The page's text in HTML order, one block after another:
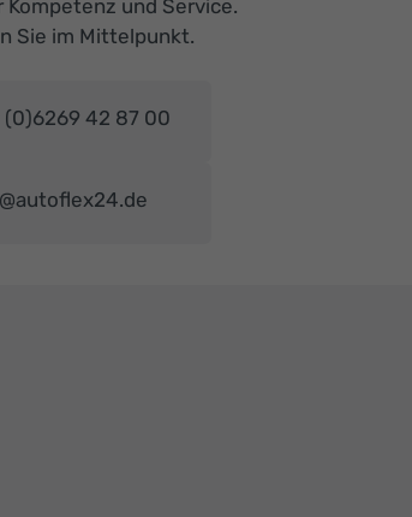
Kompetenz und Service.
Sie im Mittelpunkt.
(0)6269 42 87 00